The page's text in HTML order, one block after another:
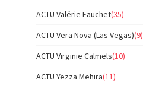
ACTU Valérie Fauchet(35)
ACTU Vera Nova (Las Vegas)(9)
ACTU Virginie Calmels(10)
ACTU Yezza Mehira(11)